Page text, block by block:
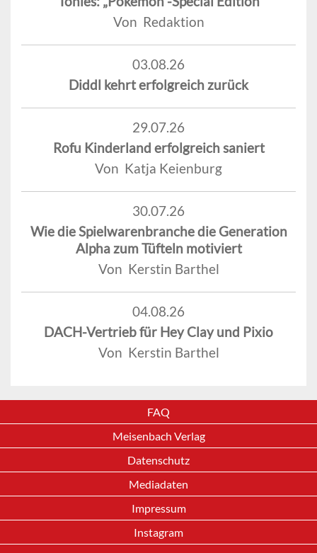
Von Redaktion
03.08.26
Diddl kehrt erfolgreich zurück
29.07.26
Rofu Kinderland erfolgreich saniert
Von Katja Keienburg
30.07.26
Wie die Spielwarenbranche die Generation
Alpha zum Tüfteln motiviert
Von Kerstin Barthel
04.08.26
DACH-Vertrieb für Hey Clay und Pixio
Von Kerstin Barthel
FAQ
Meisenbach Verlag
Datenschutz
Mediadaten
Impressum
Instagram